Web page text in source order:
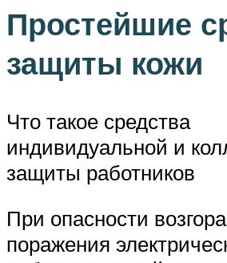
Простейшие
защиты кожи
Что такое средства
индивидуальной и
защиты работников
При опасности
поражения